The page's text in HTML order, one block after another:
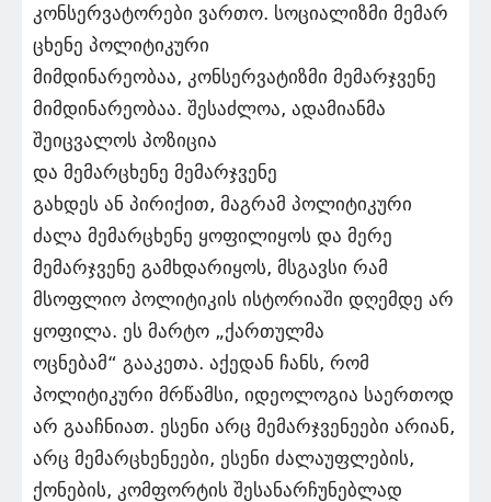
კონსერვატორები ვართო. სოციალიზმი მემარ
ცხენე პოლიტიკური
მიმდინარეობაა, კონსერვატიზმი მემარჯვენე
მიმდინარეობაა. შესაძლოა, ადამიანმა
შეიცვალოს პოზიცია
და მემარცხენე მემარჯვენე
გახდეს ან პირიქით, მაგრამ პოლიტიკური
ძალა მემარცხენე ყოფილიყოს და მერე
მემარჯვენე გამხდარიყოს, მსგავსი რამ
მსოფლიო პოლიტიკის ისტორიაში დღემდე არ
ყოფილა. ეს მარტო „ქართულმა
ოცნებამ“ გააკეთა. აქედან ჩანს, რომ
პოლიტიკური მრწამსი, იდეოლოგია საერთოდ
არ გააჩნიათ. ესენი არც მემარჯვენეები არიან,
არც მემარცხენეები, ესენი ძალაუფლების,
ქონების, კომფორტის შესანარჩუნებლად